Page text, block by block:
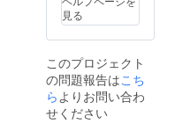
見る
このプロジェクト
の問題報告はこち
ら よりお問い合わ
せください